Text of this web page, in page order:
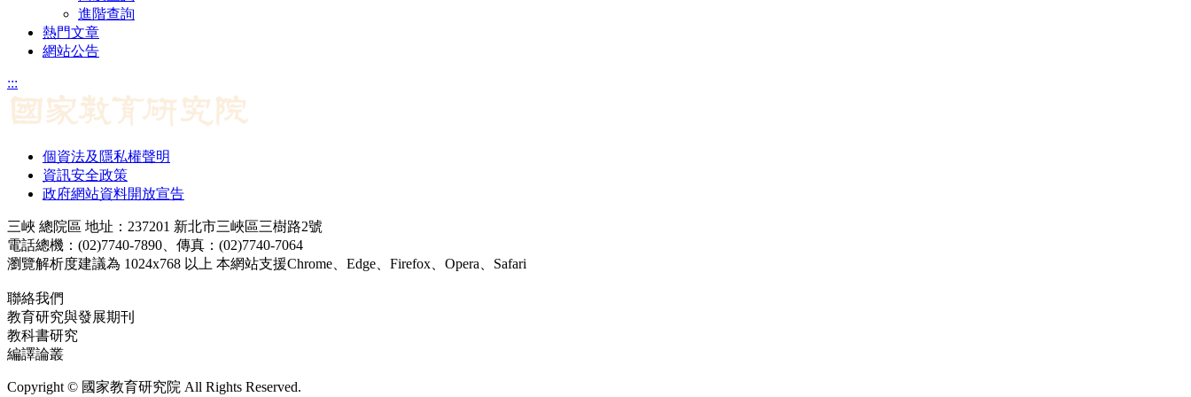
進階查詢
熱門文章
網站公告
:::
個資法及隱私權聲明
資訊安全政策
政府網站資料開放宣告
三峽 總院區 地址：237201 新北市三峽區三樹路2號
電話總機：(02)7740-7890、傳真：(02)7740-7064
瀏覽解析度建議為 1024x768 以上 本網站支援Chrome、Edge、Firefox、Opera、Safari
聯絡我們
教育研究與發展期刊
教科書研究
編譯論叢
Copyright © 國家教育研究院 All Rights Reserved.